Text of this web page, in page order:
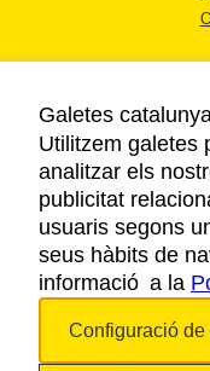
Galetes
Utilitzem galetes
analitzar els
publicitat
usuaris segons
seus hàbits de
informació a la
Configuració de